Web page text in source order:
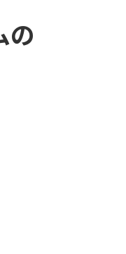
の資料種類から請
テスト「受験上の配慮
の